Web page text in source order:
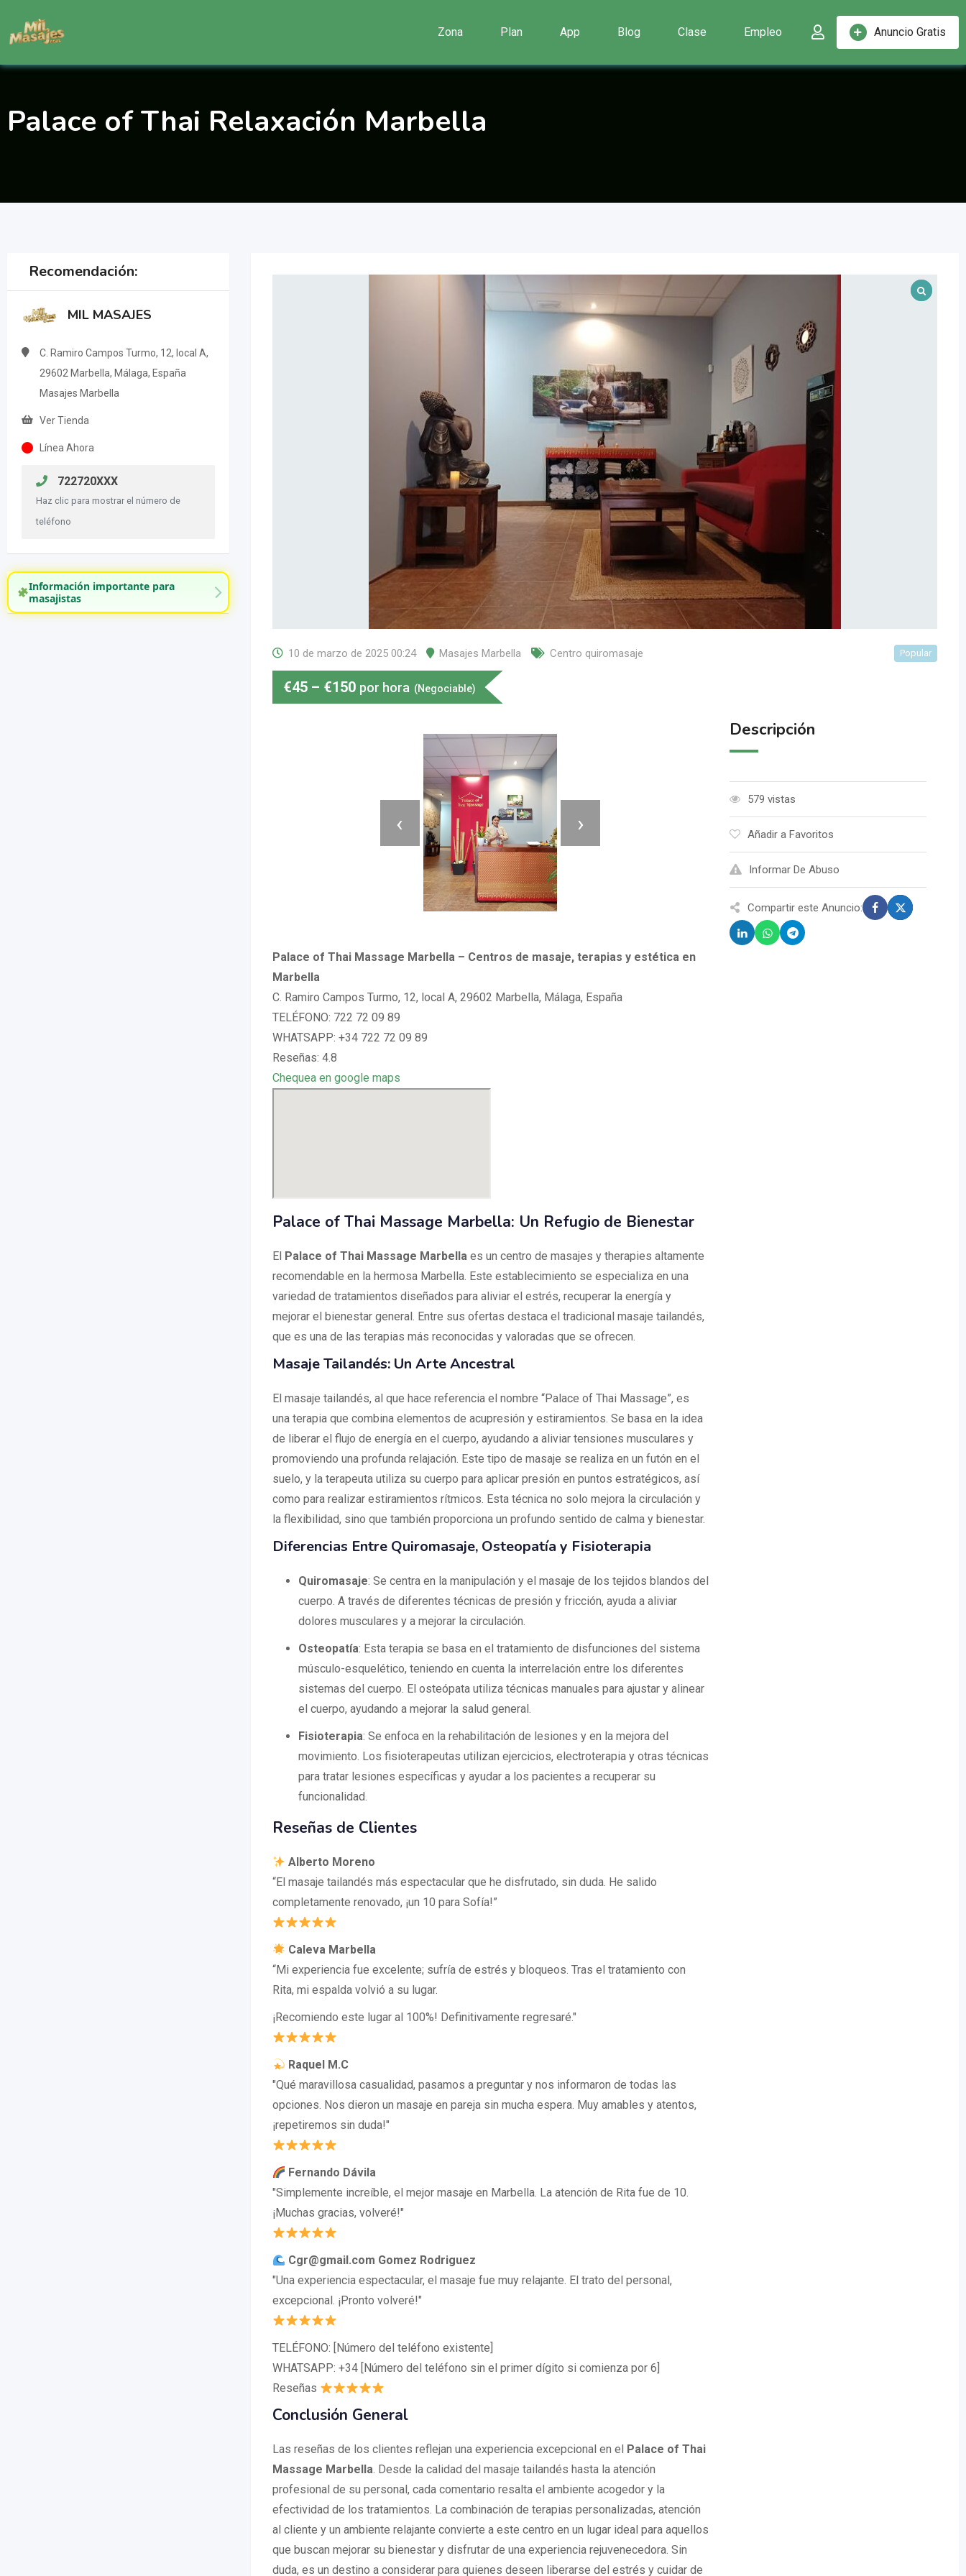
contenido
Anuncio Gratis
Zona Plan App Blog Clase Empleo
Palace of Thai Relaxación Marbella
Recomendación:
MIL MASAJES
C. Ramiro Campos Turmo, 12, local A,
29602 Marbella, Málaga, España
Masajes Marbella
Ver Tienda
Línea Ahora
722720XXX
Haz clic para mostrar el número de
teléfono
Información importante para
masajistas
10 de marzo de 2025 00:24 Masajes Marbella Centro quiromasaje Popular
€45 – €150 por hora (Negociable)
‹ ›
Palace of Thai Massage Marbella – Centros de masaje, terapias y estética en
Marbella
C. Ramiro Campos Turmo, 12, local A, 29602 Marbella, Málaga, España
TELÉFONO: 722 72 09 89
WHATSAPP: +34 722 72 09 89
Reseñas: 4.8
Chequea en google maps
Palace of Thai Massage Marbella: Un Refugio de Bienestar
El Palace of Thai Massage Marbellaes un centro de masajes y therapies altamente
recomendable en la hermosa Marbella. Este establecimiento se especializa en una
variedad de tratamientos diseñados para aliviar el estrés, recuperar la energía y
mejorar el bienestar general. Entre sus ofertas destaca el tradicional masaje tailandés,
que es una de las terapias más reconocidas y valoradas que se ofrecen.
Masaje Tailandés: Un Arte Ancestral
El masaje tailandés, al que hace referencia el nombre “Palace of Thai Massage”, es
una terapia que combina elementos de acupresión y estiramientos. Se basa en la idea
de liberar el flujo de energía en el cuerpo, ayudando a aliviar tensiones musculares y
promoviendo una profunda relajación. Este tipo de masaje se realiza en un futón en el
suelo, y la terapeuta utiliza su cuerpo para aplicar presión en puntos estratégicos, así
como para realizar estiramientos rítmicos. Esta técnica no solo mejora la circulación y
la flexibilidad, sino que también proporciona un profundo sentido de calma y bienestar.
Diferencias Entre Quiromasaje, Osteopatía y Fisioterapia
Quiromasaje: Se centra en la manipulación y el masaje de los tejidos blandos del
cuerpo. A través de diferentes técnicas de presión y fricción, ayuda a aliviar
dolores musculares y a mejorar la circulación.
Osteopatía: Esta terapia se basa en el tratamiento de disfunciones del sistema
músculo-esquelético, teniendo en cuenta la interrelación entre los diferentes
sistemas del cuerpo. El osteópata utiliza técnicas manuales para ajustar y alinear
el cuerpo, ayudando a mejorar la salud general.
Fisioterapia: Se enfoca en la rehabilitación de lesiones y en la mejora del
movimiento. Los fisioterapeutas utilizan ejercicios, electroterapia y otras técnicas
para tratar lesiones específicas y ayudar a los pacientes a recuperar su
funcionalidad.
Reseñas de Clientes
Alberto Moreno
“El masaje tailandés más espectacular que he disfrutado, sin duda. He salido
completamente renovado, ¡un 10 para Sofía!”
Caleva Marbella
“Mi experiencia fue excelente; sufría de estrés y bloqueos. Tras el tratamiento con
Rita, mi espalda volvió a su lugar.
¡Recomiendo este lugar al 100%! Definitivamente regresaré."
Raquel M.C
"Qué maravillosa casualidad, pasamos a preguntar y nos informaron de todas las
opciones. Nos dieron un masaje en pareja sin mucha espera. Muy amables y atentos,
¡repetiremos sin duda!"
Fernando Dávila
"Simplemente increíble, el mejor masaje en Marbella. La atención de Rita fue de 10.
¡Muchas gracias, volveré!"
Cgr@gmail.com Gomez Rodriguez
"Una experiencia espectacular, el masaje fue muy relajante. El trato del personal,
excepcional. ¡Pronto volveré!"
TELÉFONO: [Número del teléfono existente]
WHATSAPP: +34 [Número del teléfono sin el primer dígito si comienza por 6]
Reseñas
Conclusión General
Las reseñas de los clientes reflejan una experiencia excepcional en el Palace of Thai
Massage Marbella. Desde la calidad del masaje tailandés hasta la atención
profesional de su personal, cada comentario resalta el ambiente acogedor y la
efectividad de los tratamientos. La combinación de terapias personalizadas, atención
al cliente y un ambiente relajante convierte a este centro en un lugar ideal para aquellos
que buscan mejorar su bienestar y disfrutar de una experiencia rejuvenecedora. Sin
duda, es un destino a considerar para quienes deseen liberarse del estrés y cuidar de
Descripción
579 vistas
Añadir a Favoritos
Informar De Abuso
Compartir este Anuncio: